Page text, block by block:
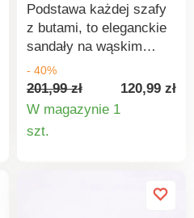
Podstawa każdej szafy
z butami, to eleganckie
sandały na wąskim
obcasie. Stały obcas.
Wokół kostki
regulowany pasek z
metalową sprzączką i
gumką. Powlekany
- 40%
201,99 zł
120,99 zł
W magazynie 1
szt.